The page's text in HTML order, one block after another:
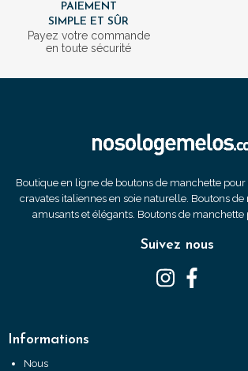
PAIEMENT
SIMPLE ET SÛR
Payez votre commande
en toute sécurité
Boutique en ligne de boutons de manchette pour
cravates italiennes en soie naturelle. Boutons
amusants et élégants. Boutons de manchette
Suivez nous
Informations
Nous